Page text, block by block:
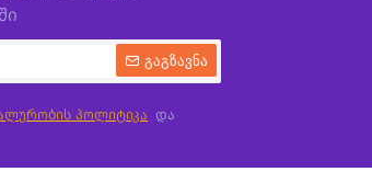
გაგზავნა
პოლიტიკა
და